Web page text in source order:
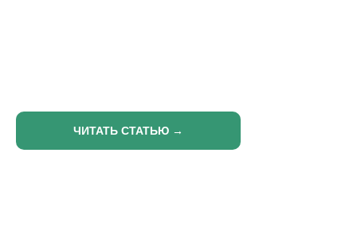
ЧИТАТЬ СТАТЬЮ →